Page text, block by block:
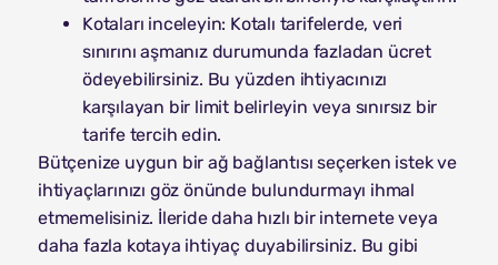
Kotaları inceleyin: Kotalı tarifelerde, veri
sınırını aşmanız durumunda fazladan ücret
ödeyebilirsiniz. Bu yüzden ihtiyacınızı
karşılayan bir limit belirleyin veya sınırsız bir
tarife tercih edin.
Bütçenize uygun bir ağ bağlantısı seçerken istek ve
ihtiyaçlarınızı göz önünde bulundurmayı ihmal
etmemelisiniz. İleride daha hızlı bir internete veya
daha fazla kotaya ihtiyaç duyabilirsiniz. Bu gibi